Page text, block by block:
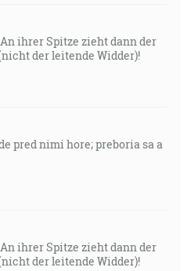
ihrer Spitze zieht dann der
der leitende Widder)!
pred nimi hore; preboria sa a
ihrer Spitze zieht dann der
der leitende Widder)!